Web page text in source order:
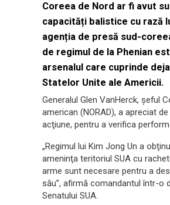
Coreea de Nord ar fi avut
capacități balistice cu rază
agenția de presă sud-
de regimul de la Phenian
arsenalul care cuprinde
Statelor Unite ale Americii.
Generalul Glen VanHerck, şeful
american (NORAD), a apreciat
acţiune, pentru a verifica
„Regimul lui Kim Jong Un a
ameninţa teritoriul SUA cu
arme sunt necesare pentru a
său”, afirmă comandantul într-o
Senatului SUA.